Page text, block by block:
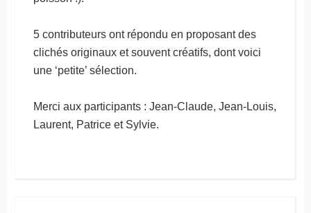
5 contributeurs ont répondu en proposant des
clichés originaux et souvent créatifs, dont voici
une ‘petite’ sélection.
Merci aux participants : Jean-Claude, Jean-Louis,
Laurent, Patrice et Sylvie.